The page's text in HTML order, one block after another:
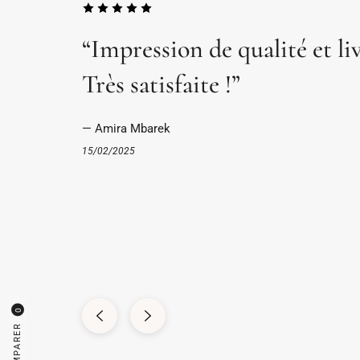
0
“Impression de qualité et
Très satisfaite !”
— Amira Mbarek
15/02/2025